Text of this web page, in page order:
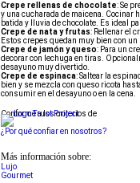
Crepe rellenas de chocolate: Se
y una cucharada de maicena. Cocinar
batida y lluvia de chocolate. Es ideal
Crepe de nata y frutas: Rellenar el
Estos crepes quedan muy bien con
Crepe de jamón y queso: Para un
decorar con lechuga en tiras.
desayuno muy divertido.
Crepe de espinaca: Saltear la
bien y se mezcla con queso ricota
consumir en el desayuno o en la cena.
Conforme a los criterios de
¿Por qué confiar en nosotros?
Más información sobre:
Lujo
Gourmet